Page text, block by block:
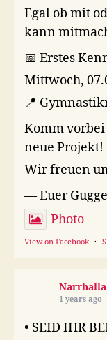
Egal ob mit
kann
📅 Erstes
Mittwoch,
📍
Komm
neue Projekt!
Wir freuen
— Euer
Photo
View on Facebook ·
1 years ago
• SEID IHR